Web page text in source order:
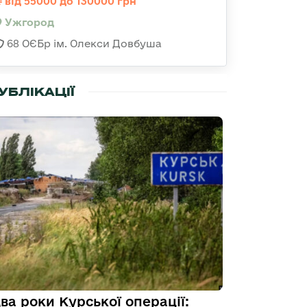
Ужгород
68 ОЄБр ім. Олекси Довбуша
роки Курської операції: